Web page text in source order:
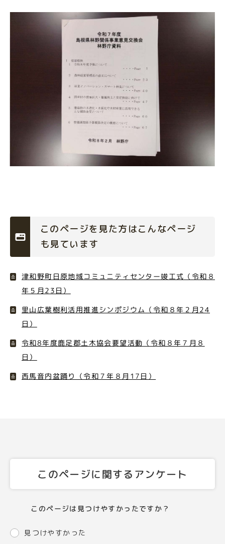
このページを見た方はこんなページ
も見ています
津和野町日原地域コミュニティセンター竣工式（令和８
年５月23日）
里山広葉樹利活用推進シンポジウム（令和８年２月24
日）
令和8年度鹿足郡土木協会要望活動（令和８年７月８
日）
西馬音内盆踊り（令和７年８月17日）
このページに関するアンケート
このページは見つけやすかったですか？
見つけやすかった